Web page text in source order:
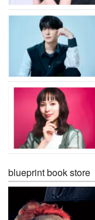
blueprint book store